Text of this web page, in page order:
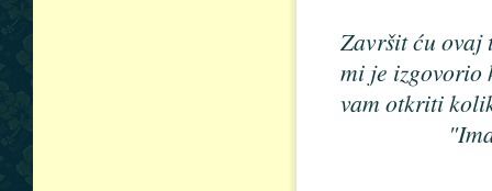
Završit ću ovaj
mi je izgovorio
vam otkriti